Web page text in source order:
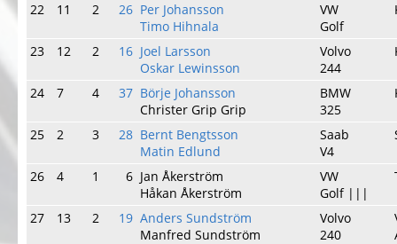
22 11 2 26 Per Johansson
Timo Hihnala
VW
Golf
23 12 2 16 Joel Larsson
Oskar Lewinsson
Volvo
244
24 7 4 37 Börje Johansson
Christer Grip Grip
BMW
325
25 2 3 28 Bernt Bengtsson
Matin Edlund
Saab
V4
26 4 1 6 Jan Åkerström
Håkan Åkerström
VW
Golf |||
27 13 2 19 Anders Sundström
Manfred Sundström
Volvo
240